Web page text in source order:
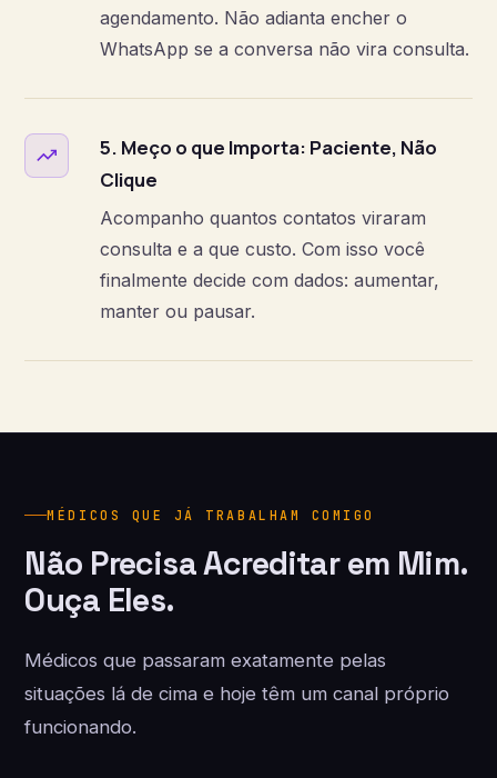
agendamento. Não adianta encher o
WhatsApp se a conversa não vira consulta.
5. Meço o que Importa: Paciente, Não
Clique
Acompanho quantos contatos viraram
consulta e a que custo. Com isso você
finalmente decide com dados: aumentar,
manter ou pausar.
MÉDICOS QUE JÁ TRABALHAM COMIGO
Não Precisa Acreditar em Mim.
Ouça Eles.
Médicos que passaram exatamente pelas
situações lá de cima e hoje têm um canal próprio
funcionando.